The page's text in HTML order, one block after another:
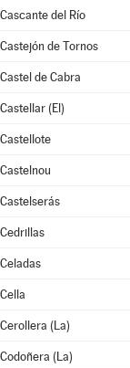
Cascante del Río
Castejón de Tornos
Castel de Cabra
Castellar (El)
Castellote
Castelnou
Castelserás
Cedrillas
Celadas
Cella
Cerollera (La)
Codoñera (La)